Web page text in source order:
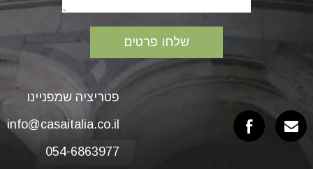
פטריציה שמפניינו
info@casaitalia.co.il
054-6863977